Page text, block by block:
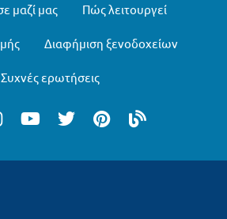
μαζί μας Πώς λειτουργεί
Διαφήμιση ξενοδοχείων
Συχνές ερωτήσεις